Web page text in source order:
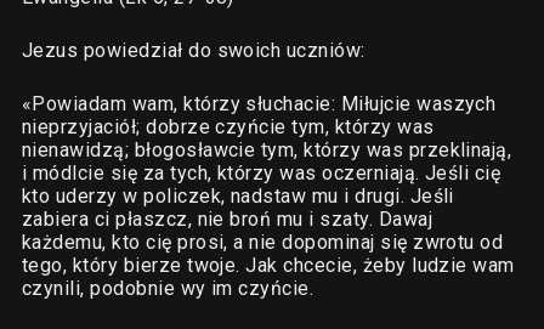
Jezus powiedział do swoich uczniów:
«Powiadam wam, którzy słuchacie: Miłujcie waszych
nieprzyjaciół; dobrze czyńcie tym, którzy was
nienawidzą; błogosławcie tym, którzy was przeklinają,
i módlcie się za tych, którzy was oczerniają. Jeśli cię
kto uderzy w policzek, nadstaw mu i drugi. Jeśli
zabiera ci płaszcz, nie broń mu i szaty. Dawaj
każdemu, kto cię prosi, a nie dopominaj się zwrotu od
tego, który bierze twoje. Jak chcecie, żeby ludzie wam
czynili, podobnie wy im czyńcie.